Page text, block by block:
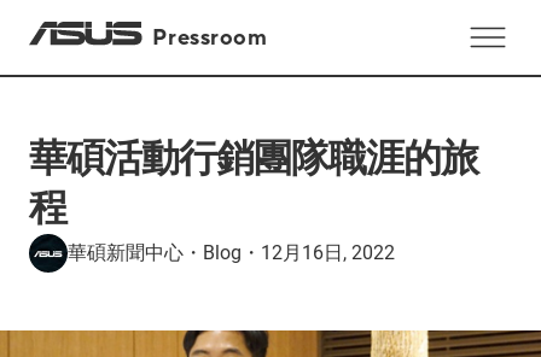
Pressroom
華碩活動行銷團隊職涯的旅
程
華碩新聞中心 ・ Blog ・ 12月16日, 2022